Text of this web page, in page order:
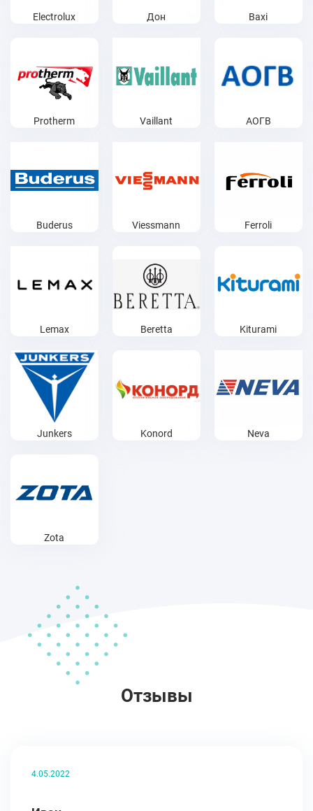
Electrolux Дон Baxi
Protherm Vaillant АОГВ
Buderus Viessmann Ferroli
Lemax Beretta Kiturami
Junkers Konord Neva
Zota
Отзывы
4.05.2022